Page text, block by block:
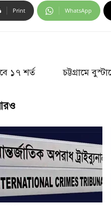
Print WhatsApp
১৭ শর্ত চট্টগ্রামে